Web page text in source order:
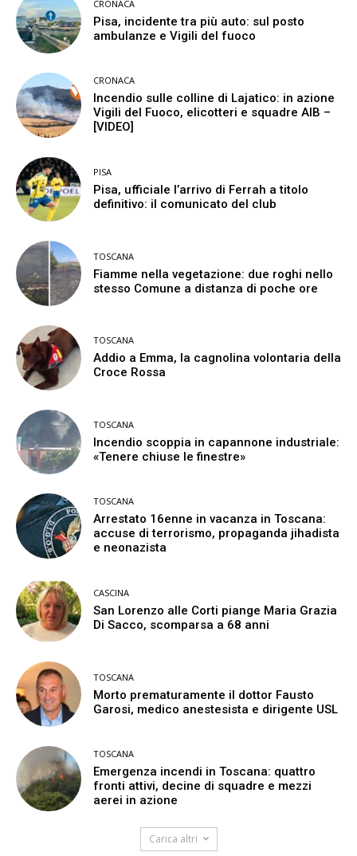
CRONACA
Pisa, incidente tra più auto: sul posto
ambulanze e Vigili del fuoco
CRONACA
Incendio sulle colline di Lajatico: in azione
Vigili del Fuoco, elicotteri e squadre AIB –
[VIDEO]
PISA
Pisa, ufficiale l’arrivo di Ferrah a titolo
definitivo: il comunicato del club
TOSCANA
Fiamme nella vegetazione: due roghi nello
stesso Comune a distanza di poche ore
TOSCANA
Addio a Emma, la cagnolina volontaria della
Croce Rossa
TOSCANA
Incendio scoppia in capannone industriale:
«Tenere chiuse le finestre»
TOSCANA
Arrestato 16enne in vacanza in Toscana:
accuse di terrorismo, propaganda jihadista
e neonazista
CASCINA
San Lorenzo alle Corti piange Maria Grazia
Di Sacco, scomparsa a 68 anni
TOSCANA
Morto prematuramente il dottor Fausto
Garosi, medico anestesista e dirigente USL
TOSCANA
Emergenza incendi in Toscana: quattro
fronti attivi, decine di squadre e mezzi
aerei in azione
Carica altri